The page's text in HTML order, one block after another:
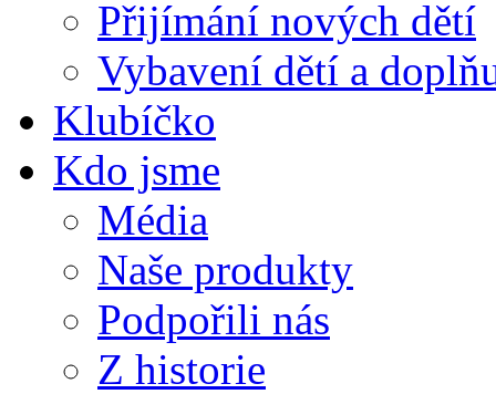
Přijímání nových dětí
Vybavení dětí a
Klubíčko
Kdo jsme
Média
Naše produkty
Podpořili nás
Z historie